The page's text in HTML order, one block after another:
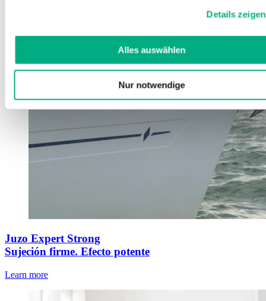
unsererDatenschutzerklärungundImpressum.
Details zeigen
Alles auswählen
Nur notwendige
Juzo Expert Strong
Sujeción firme. Efecto potente
Learn more